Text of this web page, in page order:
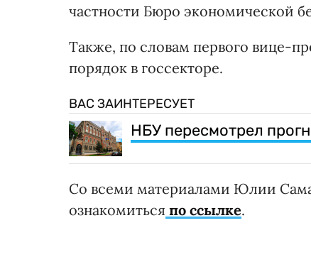
частности Бюро экономической
Также, по словам первого вице-
порядок в госсекторе.
ВАС ЗАИНТЕРЕСУЕТ
НБУ пересмотрел
Со всеми материалами Юлии
ознакомиться по ссылке.